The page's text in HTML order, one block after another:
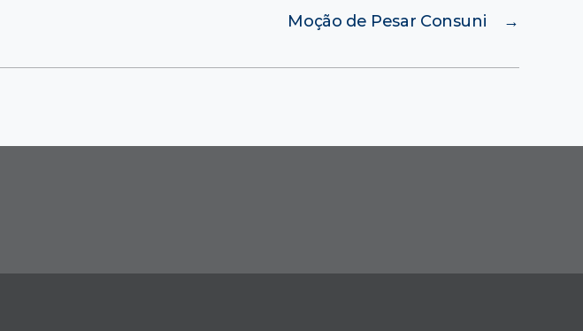
→
Moção de Pesar Consuni